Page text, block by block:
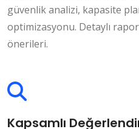
güvenlik analizi, kapasite
optimizasyonu. Detaylı
önerileri.
Kapsamlı